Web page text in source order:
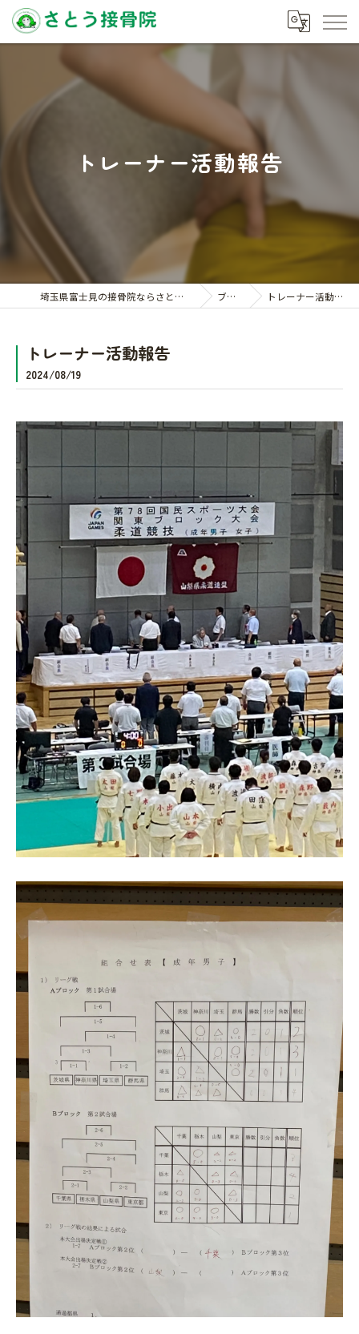
トレーナー活動報告
埼玉県富士見の接骨院ならさとう接骨院 ブログ トレーナー活動報告
トレーナー活動報告
2024/08/19